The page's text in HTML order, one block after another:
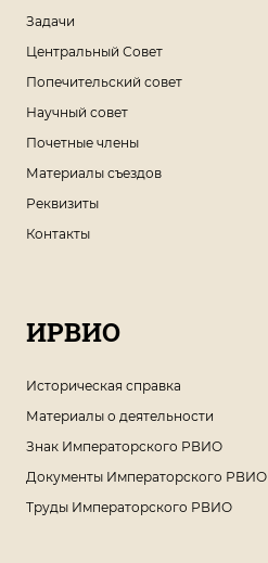
Задачи
Центральный Совет
Попечительский совет
Научный совет
Почетные члены
Материалы съездов
Реквизиты
Контакты
ИРВИО
Историческая справка
Материалы о деятельности
Знак Императорского РВИО
Документы Императорского РВИО
Труды Императорского РВИО